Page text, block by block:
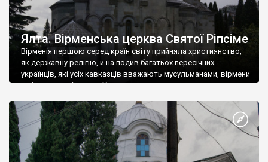
Ялта. Вірменська церква Святої Ріпсіме
Вірменія першою серед країн світу прийняла християнство,
як державну релігію, й на подив багатьох пересічних
українців, які усіх кавказців вважають мусульманами, вірмени
є відданими вірянами Христа